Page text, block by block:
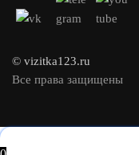
© vizitka123.ru
Все права защищены